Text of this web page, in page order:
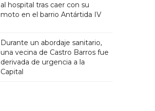
al hospital tras caer con su
moto en el barrio Antártida IV
Durante un abordaje sanitario,
una vecina de Castro Barros fue
derivada de urgencia a la
Capital